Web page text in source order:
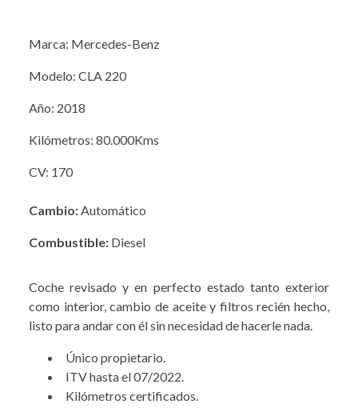
Marca: Mercedes-Benz
Modelo: CLA 220
Año: 2018
Kilómetros: 80.000Kms
CV: 170
Cambio: Automático
Combustible: Diesel
Coche revisado y en perfecto estado tanto exterior
como interior, cambio de aceite y filtros recién hecho,
listo para andar con él sin necesidad de hacerle nada.
Único propietario.
ITV hasta el 07/2022.
Kilómetros certificados.